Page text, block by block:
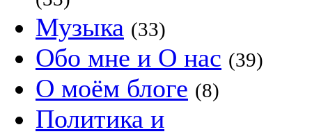
Музыка (33)
Обо мне и О нас (39)
О моём блоге (8)
Политика и